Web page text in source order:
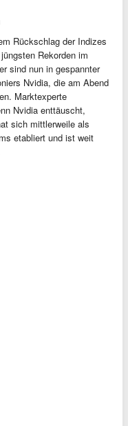
Rückschlag der Indizes
Rekorden im
sind nun in gespannter
Nvidia, die am Abend
Marktexperte
Nvidia enttäuscht,
sich mittlerweile als
etabliert und ist weit